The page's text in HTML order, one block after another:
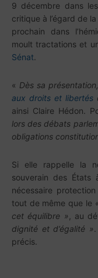
9 décembre dans
critique à l’égard de
prochain dans
moult tractations et
Sénat.
« Dès sa présentation,
aux droits et libertés
ainsi Claire Hédon.
lors des débats
obligations
Si elle rappelle la
souverain des États
nécessaire
tout de même que le
cet équilibre » , au
dignité et d’égalité »
précis.